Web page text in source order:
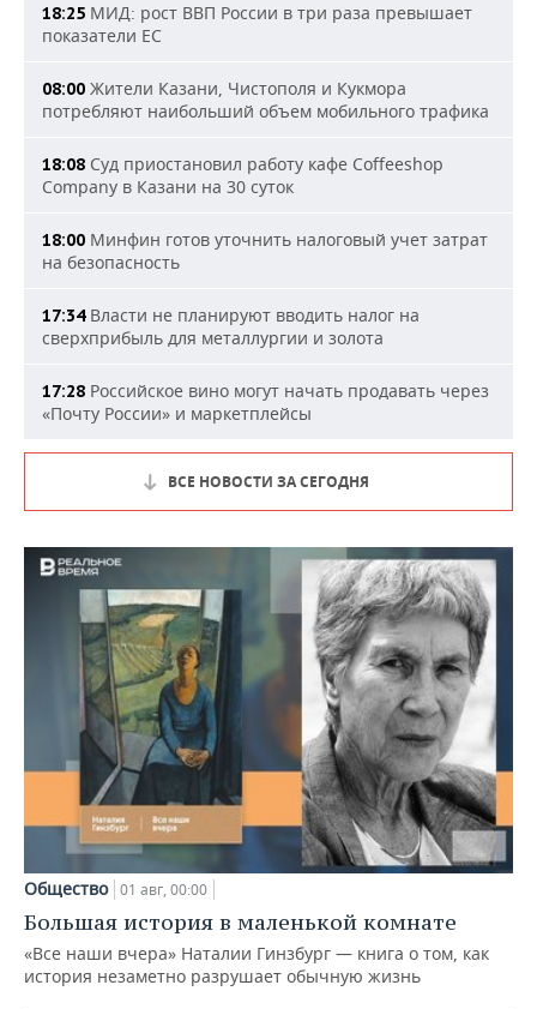
18:25 МИД: рост ВВП России в три раза превышает
показатели ЕС
08:00 Жители Казани, Чистополя и Кукмора
потребляют наибольший объем мобильного трафика
18:08 Суд приостановил работу кафе Coffeeshop
Company в Казани на 30 суток
18:00 Минфин готов уточнить налоговый учет затрат
на безопасность
17:34Власти не планируют вводить налог на
сверхприбыль для металлургии и золота
17:28 Российское вино могут начать продавать через
«Почту России» и маркетплейсы
ВСЕ НОВОСТИ ЗА СЕГОДНЯ
Общество 01 авг, 00:00
Большая история в маленькой комнате
«Все наши вчера» Наталии Гинзбург — книга о том, как
история незаметно разрушает обычную жизнь